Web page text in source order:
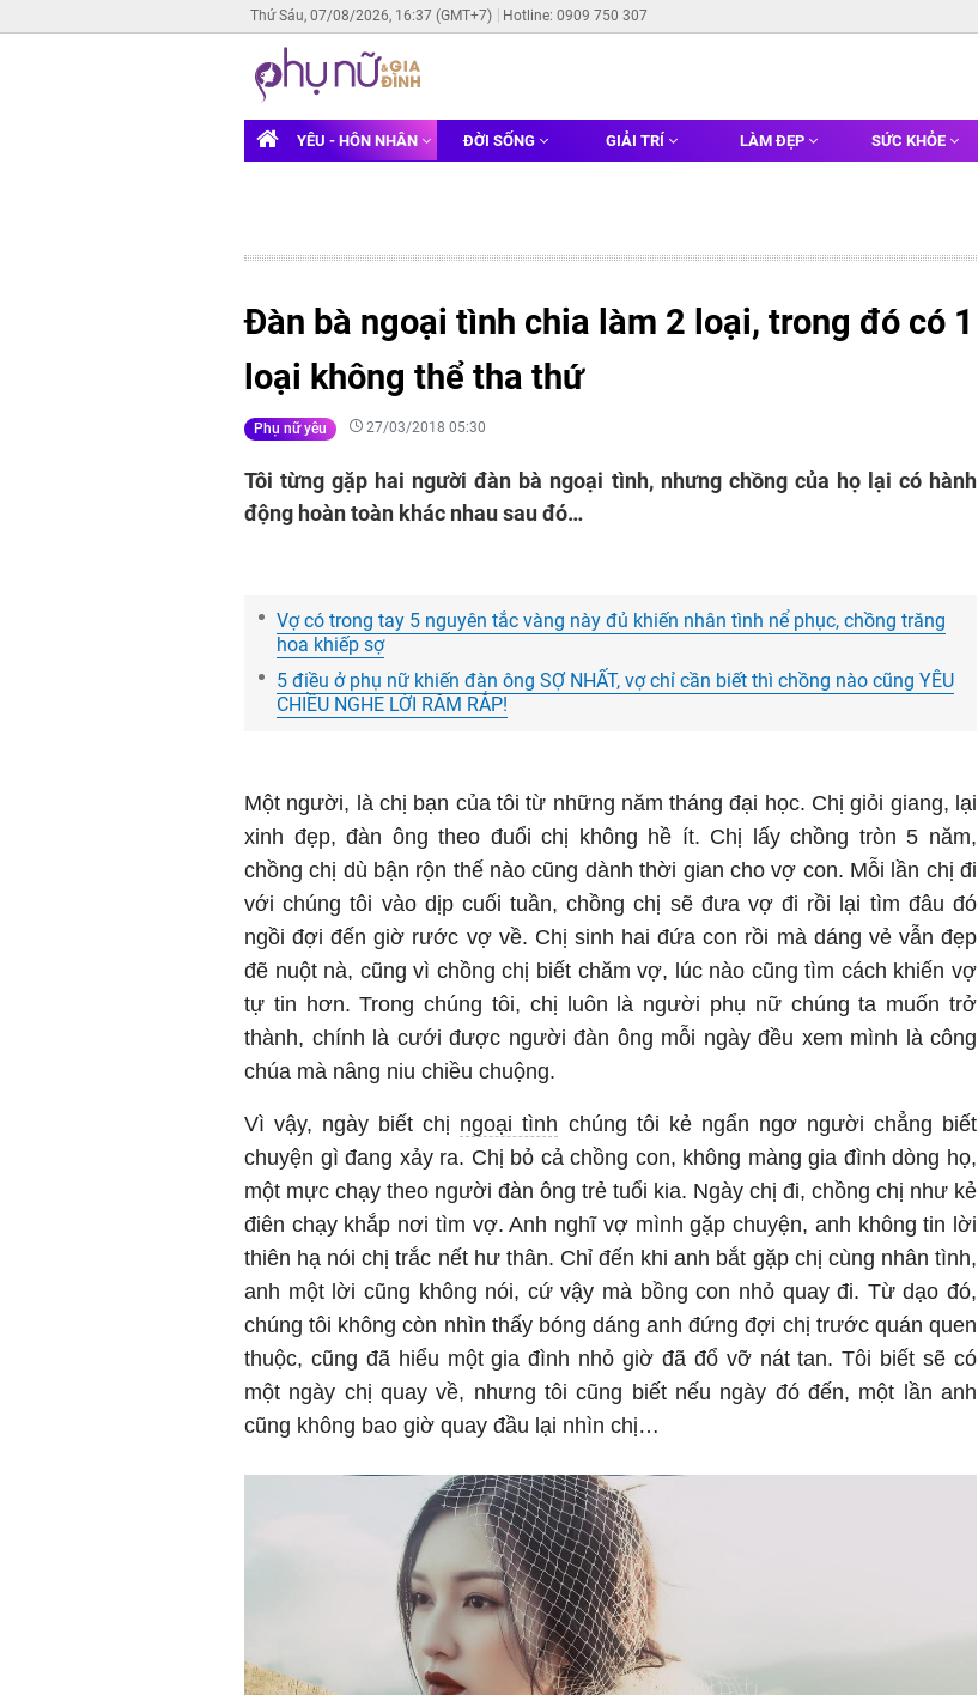
Thứ Sáu, 07/08/2026, 16:37 (GMT+7) Hotline: 0909 750 307
YÊU - HÔN NHÂN ĐỜI SỐNG GIẢI TRÍ LÀM ĐẸP SỨC KHỎE
Đàn bà ngoại tình chia làm 2 loại, trong đó có 1
loại không thể tha thứ
Phụ nữ yêu 27/03/2018 05:30
Tôi từng gặp hai người đàn bà ngoại tình, nhưng chồng của họ lại có hành
động hoàn toàn khác nhau sau đó…
Vợ có trong tay 5 nguyên tắc vàng này đủ khiến nhân tình nể phục, chồng trăng
hoa khiếp sợ
5 điều ở phụ nữ khiến đàn ông SỢ NHẤT, vợ chỉ cần biết thì chồng nào cũng YÊU
CHIỀU NGHE LỜI RĂM RẮP!
Một người, là chị bạn của tôi từ những năm tháng đại học. Chị giỏi giang, lại
xinh đẹp, đàn ông theo đuổi chị không hề ít. Chị lấy chồng tròn 5 năm,
chồng chị dù bận rộn thế nào cũng dành thời gian cho vợ con. Mỗi lần chị đi
với chúng tôi vào dịp cuối tuần, chồng chị sẽ đưa vợ đi rồi lại tìm đâu đó
ngồi đợi đến giờ rước vợ về. Chị sinh hai đứa con rồi mà dáng vẻ vẫn đẹp
đẽ nuột nà, cũng vì chồng chị biết chăm vợ, lúc nào cũng tìm cách khiến vợ
tự tin hơn. Trong chúng tôi, chị luôn là người phụ nữ chúng ta muốn trở
thành, chính là cưới được người đàn ông mỗi ngày đều xem mình là công
chúa mà nâng niu chiều chuộng.
Vì vậy, ngày biết chị ngoại tình chúng tôi kẻ ngẩn ngơ người chẳng biết
chuyện gì đang xảy ra. Chị bỏ cả chồng con, không màng gia đình dòng họ,
một mực chạy theo người đàn ông trẻ tuổi kia. Ngày chị đi, chồng chị như kẻ
điên chạy khắp nơi tìm vợ. Anh nghĩ vợ mình gặp chuyện, anh không tin lời
thiên hạ nói chị trắc nết hư thân. Chỉ đến khi anh bắt gặp chị cùng nhân tình,
anh một lời cũng không nói, cứ vậy mà bồng con nhỏ quay đi. Từ dạo đó,
chúng tôi không còn nhìn thấy bóng dáng anh đứng đợi chị trước quán quen
thuộc, cũng đã hiểu một gia đình nhỏ giờ đã đổ vỡ nát tan. Tôi biết sẽ có
một ngày chị quay về, nhưng tôi cũng biết nếu ngày đó đến, một lần anh
cũng không bao giờ quay đầu lại nhìn chị…